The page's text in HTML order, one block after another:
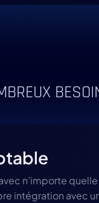
n’importe
intégration avec